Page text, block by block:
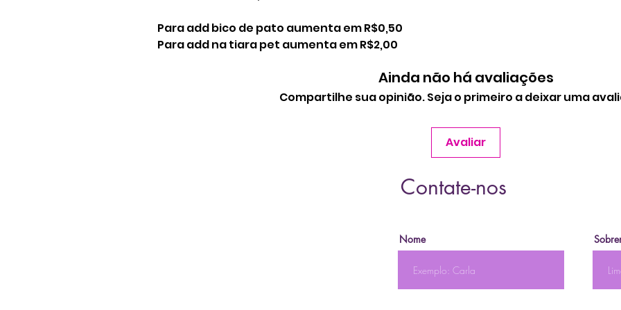
Para add bico de pato aumenta em R$0,50
Para add na tiara pet aumenta em R$2,00
Ainda não há avaliações
Compartilhe sua opinião. Seja o primeiro a deixar uma
Avaliar
Contate-nos
Nome